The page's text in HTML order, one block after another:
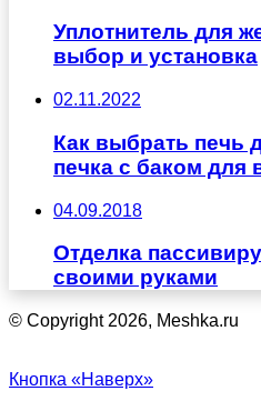
Уплотнитель для
выбор и установка
02.11.2022
Как выбрать печь
печка с баком для
04.09.2018
Отделка
своими руками
© Copyright 2026, Meshka.ru
Кнопка «Наверх»